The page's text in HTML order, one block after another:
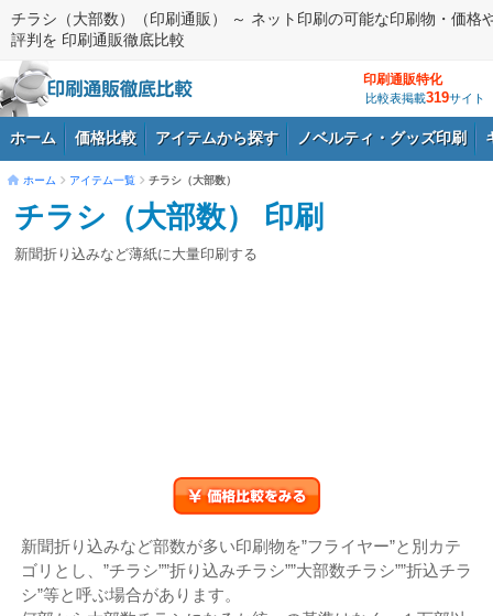
チラシ（大部数）（印刷通販） ～ ネット印刷の可能な印刷物・価格
評判を 印刷通販徹底比較
印刷通販特化
比較表掲載319サイト
ホーム 価格比較 アイテムから探す ノベルティ・グッズ印刷
ログイン
ホーム アイテム一覧 チラシ（大部数）
チラシ（大部数） 印刷
新聞折り込みなど薄紙に大量印刷する
新聞折り込みなど部数が多い印刷物を”フライヤー”と別カテ
ゴリとし、”チラシ””折り込みチラシ””大部数チラシ””折込チラ
シ”等と呼ぶ場合があります。